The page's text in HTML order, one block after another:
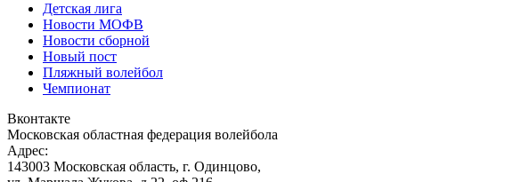
Детская лига
Новости МОФВ
Новости сборной
Новый пост
Пляжный волейбол
Чемпионат
Вконтакте
Московская областная федерация волейбола
Адрес:
143003 Московская область, г. Одинцово,